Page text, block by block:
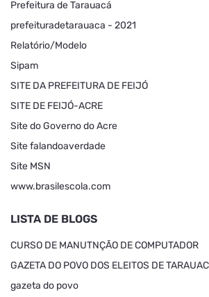
Prefeitura de Tarauacá
prefeituradetarauaca - 2021
Relatório/Modelo
Sipam
SITE DA PREFEITURA DE FEIJÓ
SITE DE FEIJÓ-ACRE
Site do Governo do Acre
Site falandoaverdade
Site MSN
www.brasilescola.com
LISTA DE BLOGS
CURSO DE MANUTNÇÃO DE COMPUTADOR
GAZETA DO POVO DOS ELEITOS DE
gazeta do povo